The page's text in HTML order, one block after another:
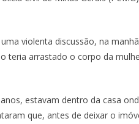
violenta discussão, na
teria arrastado o corpo da
estavam dentro da casa
que, antes de deixar o